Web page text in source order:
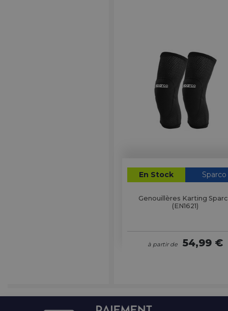
En Stock Sparco
Genouillères Karting
(EN1621)
à partir de 54,99 €